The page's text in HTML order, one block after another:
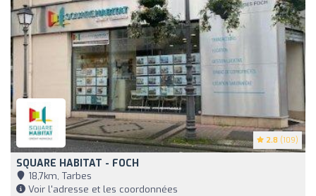
2.8 (109)
SQUARE HABITAT - FOCH
18,7km, Tarbes
Voir l'adresse et les coordonnées